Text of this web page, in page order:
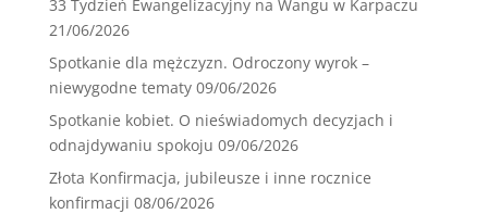
33 Tydzień Ewangelizacyjny na Wangu w Karpaczu
21/06/2026
Spotkanie dla mężczyzn. Odroczony wyrok –
niewygodne tematy 09/06/2026
Spotkanie kobiet. O nieświadomych decyzjach i
odnajdywaniu spokoju 09/06/2026
Złota Konfirmacja, jubileusze i inne rocznice
konfirmacji 08/06/2026